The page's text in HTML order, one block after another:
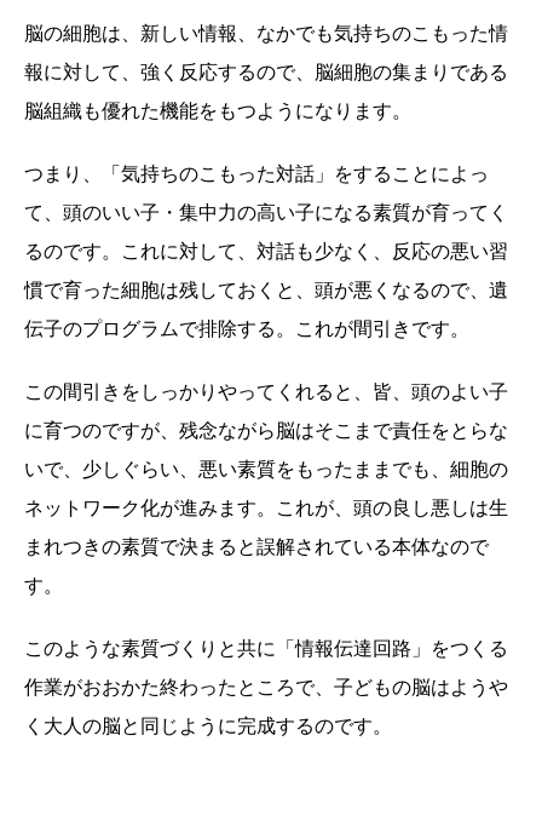
脳の細胞は、新しい情報、なかでも気持ちのこもった情
報に対して、強く反応するので、脳細胞の集まりである
脳組織も優れた機能をもつようになります。
つまり、「気持ちのこもった対話」をすることによっ
て、頭のいい子・集中力の高い子になる素質が育ってく
るのです。これに対して、対話も少なく、反応の悪い習
慣で育った細胞は残しておくと、頭が悪くなるので、遺
伝子のプログラムで排除する。これが間引きです。
この間引きをしっかりやってくれると、皆、頭のよい子
に育つのですが、残念ながら脳はそこまで責任をとらな
いで、少しぐらい、悪い素質をもったままでも、細胞の
ネットワーク化が進みます。これが、頭の良し悪しは生
まれつきの素質で決まると誤解されている本体なので
す。
このような素質づくりと共に「情報伝達回路」をつくる
作業がおおかた終わったところで、子どもの脳はようや
く大人の脳と同じように完成するのです。